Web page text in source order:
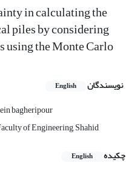
in calculating the
piles by considering
the Monte Carlo
نویسندگان English
bagheripour
of Engineering, Shahid
چکیده
English